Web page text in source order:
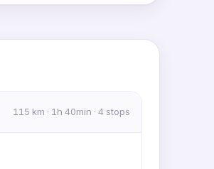
Data fromOpenStreetMap
115 km · 1h 40min · 4 stops